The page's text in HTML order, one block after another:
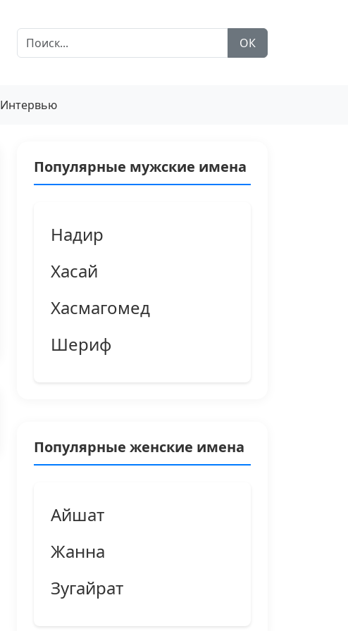
ОК
Интервью
Популярные мужские имена
Надир
Хасай
Хасмагомед
Шериф
Популярные женские имена
Айшат
Жанна
Зугайрат